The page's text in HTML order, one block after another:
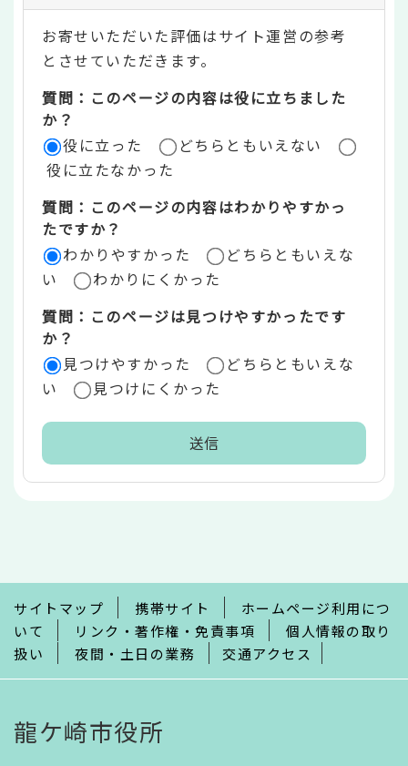
テ
ン
ツ
評
価
リ
ア
お寄せいただいた評価はサイト運営の参考
とさせていただきます。
質問：このページの内容は役に立ちました
か？
役に立った
どちらともいえない
役に立たなかった
質問：このページの内容はわかりやすかっ
たですか？
わかりやすかった
どちらともいえな
い
わかりにくかった
質問：このページは見つけやすかったです
か？
見つけやすかった
どちらともいえな
い
見つけにくかった
で
サイトマップ 携帯サイト
ホームページ利用につ
いて
リンク・著作権・免責事項
個人情報の取り
扱い
夜間・土日の業務 交通アクセス
龍ケ崎市役所